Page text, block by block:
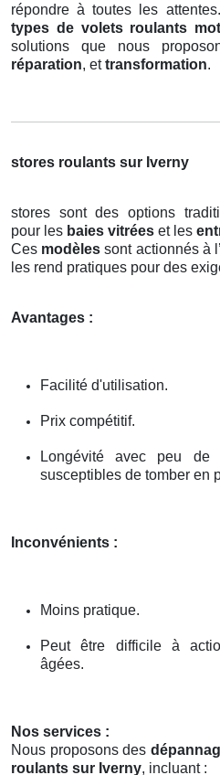
répondre à toutes les
types de volets roulants
solutions que nous
réparation, ettransformation.
stores roulants sur Iverny
stores sont des options
pour les baies vitrées et les
Ces modèles sont actionnés à
les rend pratiques pour des
Avantages :
Facilité d'utilisation.
Prix compétitif.
Longévité avec peu de
susceptibles de tomber en
Inconvénients :
Moins pratique.
Peut être difficile à
âgées.
Nos services :
Nous proposons des
roulants sur Iverny, incluant :